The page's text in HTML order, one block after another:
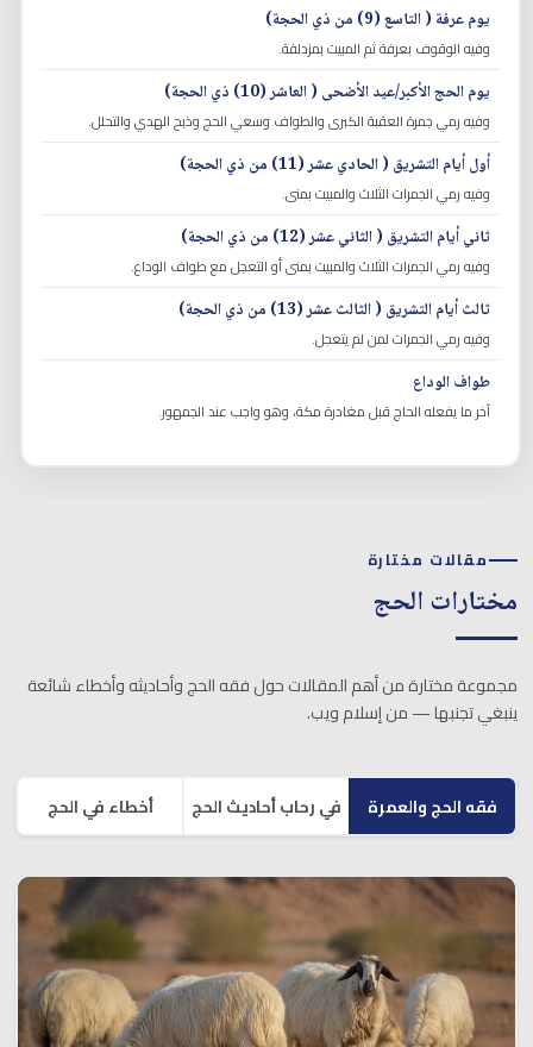
يوم عرفة ( التاسع (9) من ذي الحجة)
وفيه الوقوف بعرفة ثم المبيت بمزدلفة.
يوم الحج الأكبر/عيد الأضحى ( العاشر (10) ذي الحجة)
وفيه رمي جمرة العقبة الكبرى والطواف وسعي الحج وذبح الهدي والتحلل.
أول أيام التشريق ( الحادي عشر (11) من ذي الحجة)
وفيه رمي الجمرات الثلاث والمبيت بمنى.
ثاني أيام التشريق ( الثاني عشر (12) من ذي الحجة)
وفيه رمي الجمرات الثلاث والمبيت بمنى أو التعجل مع طواف الوداع.
ثالث أيام التشريق ( الثالث عشر (13) من ذي الحجة)
وفيه رمي الجمرات لمن لم يتعجل.
طواف الوداع
آخر ما يفعله الحاج قبل مغادرة مكة، وهو واجب عند الجمهور.
مقالات مختارة
مختارات الحج
مجموعة مختارة من أهم المقالات حول فقه الحج وأحاديثه وأخطاء شائعة
ينبغي تجنبها — من إسلام ويب.
فقه الحج والعمرة في رحاب أحاديث الحج أخطاء في الحج